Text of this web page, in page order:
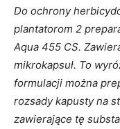
Do ochrony
plantatorom 2
Aqua 455 CS.
mikrokapsuł. To
formulacji można
rozsady kapusty na
zawierające tę